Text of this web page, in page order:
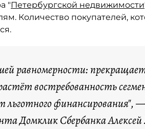
"Петербургской недвижимости
Количество покупателей,
равномерности:
востребованность
льготного финансирования", —
Домклик Сбербанка